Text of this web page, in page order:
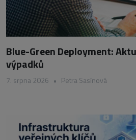
Blue-Green Deployment:
výpadků
7. srpna 2026 • Petra Sasínová